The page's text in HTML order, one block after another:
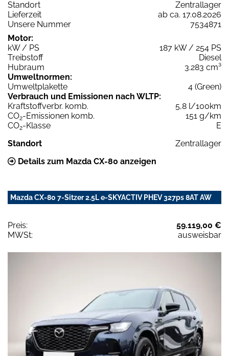
Standort
Zentrallager
Lieferzeit
ab ca. 17.08.2026
Unsere Nummer
7534871
Motor:
kW / PS
187 kW / 254 PS
Treibstoff
Diesel
Hubraum
3.283 cm³
Umweltnormen:
Umweltplakette
4 (Green)
Verbrauch und Emissionen nach WLTP:
Kraftstoffverbr. komb.
5,8 l/100km
CO2-Emissionen komb.
151 g/km
CO2-Klasse
E
Standort
Zentrallager
Details zum Mazda CX-80 anzeigen
Mazda CX-80 7-Sitzer 2.5L e-SKYACTIV PHEV 327ps 8AT AW
Preis:
59.119,00 €
MWSt:
ausweisbar